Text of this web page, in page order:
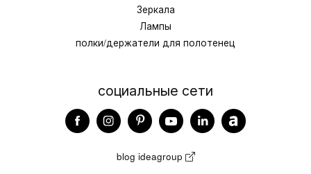
Зеркала
Лампы
полки/держатели для полотенец
социальные сети
blog ideagroup